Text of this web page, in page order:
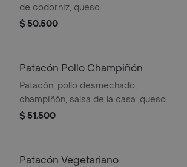
de codorniz, queso.
$ 50.500
Patacón Pollo Champiñón
Patacón, pollo desmechado,
champiñón, salsa de la casa ,queso
gratinado y huevo de codorniz.
$ 51.500
Patacón Vegetariano